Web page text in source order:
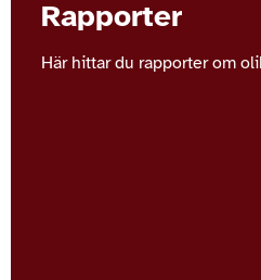
Rapporter
Här hittar du rapporter om